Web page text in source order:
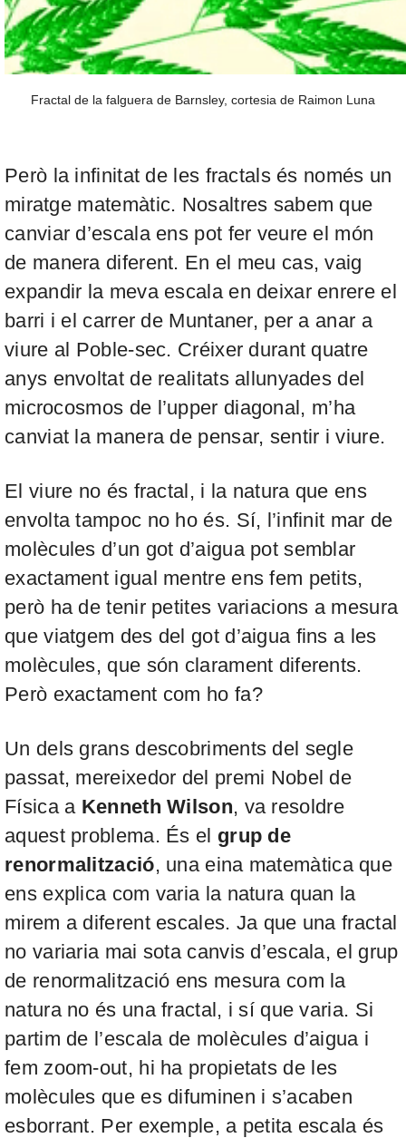
Fractal de la falguera de Barnsley, cortesia de Raimon Luna
Però la infinitat de les fractals és només un
miratge matemàtic. Nosaltres sabem que
canviar d’escala ens pot fer veure el món
de manera diferent. En el meu cas, vaig
expandir la meva escala en deixar enrere el
barri i el carrer de Muntaner, per a anar a
viure al Poble-sec. Créixer durant quatre
anys envoltat de realitats allunyades del
microcosmos de l’upper diagonal, m’ha
canviat la manera de pensar, sentir i viure.
El viure no és fractal, i la natura que ens
envolta tampoc no ho és. Sí, l’infinit mar de
molècules d’un got d’aigua pot semblar
exactament igual mentre ens fem petits,
però ha de tenir petites variacions a mesura
que viatgem des del got d’aigua fins a les
molècules, que són clarament diferents.
Però exactament com ho fa?
Un dels grans descobriments del segle
passat, mereixedor del premi Nobel de
Física a Kenneth Wilson, va resoldre
aquest problema. És el grup de
renormalització, una eina matemàtica que
ens explica com varia la natura quan la
mirem a diferent escales. Ja que una fractal
no variaria mai sota canvis d’escala, el grup
de renormalització ens mesura com la
natura no és una fractal, i sí que varia. Si
partim de l’escala de molècules d’aigua i
fem zoom-out, hi ha propietats de les
molècules que es difuminen i s’acaben
esborrant. Per exemple, a petita escala és